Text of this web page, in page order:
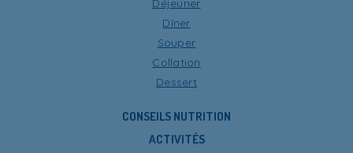
Déjeuner
Dîner
Souper
Collation
Dessert
CONSEILS NUTRITION
ACTIVITÉS